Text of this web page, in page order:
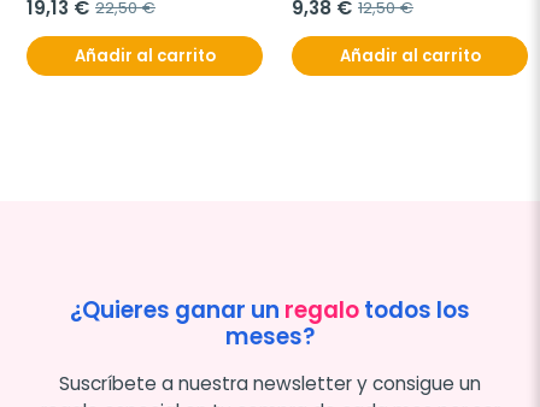
19,13 € 22,50 €
Añadir al carrito
9,38 € 12,50 €
Añadir al carrito
¿Quieres ganar un regalotodos los
meses?
Suscríbete a nuestra newsletter y consigue un